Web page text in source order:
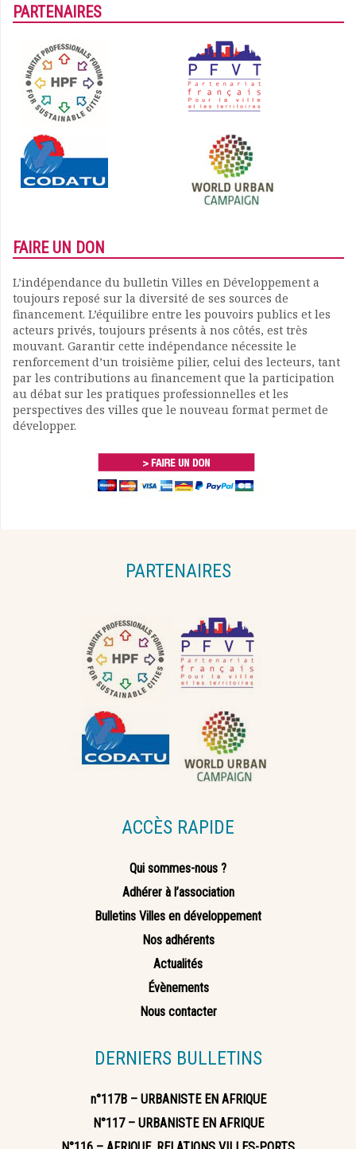
PARTENAIRES
FAIRE UN DON
L’indépendance du bulletin Villes en Développement a
toujours reposé sur la diversité de ses sources de
financement. L’équilibre entre les pouvoirs publics et les
acteurs privés, toujours présents à nos côtés, est très
mouvant. Garantir cette indépendance nécessite le
renforcement d’un troisième pilier, celui des lecteurs, tant
par les contributions au financement que la participation
au débat sur les pratiques professionnelles et les
perspectives des villes que le nouveau format permet de
développer.
PARTENAIRES
ACCÈS RAPIDE
Qui sommes-nous ?
Adhérer à l’association
Bulletins Villes en développement
Nos adhérents
Actualités
Évènements
Nous contacter
DERNIERS BULLETINS
n°117B – URBANISTE EN AFRIQUE
N°117 – URBANISTE EN AFRIQUE